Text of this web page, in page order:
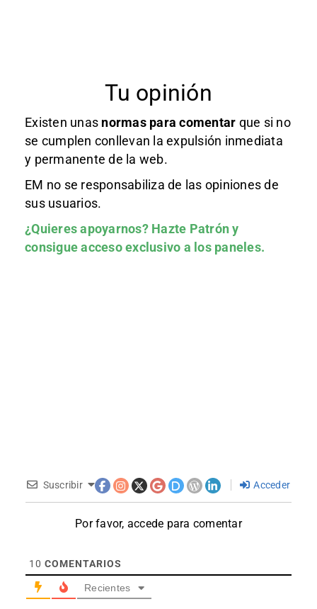
Tu opinión
Existen unas normas para comentar que si no
se cumplen conllevan la expulsión inmediata
y permanente de la web.
EM no se responsabiliza de las opiniones de
sus usuarios.
¿Quieres apoyarnos? Hazte Patróny
consigue acceso exclusivo a los paneles.
Suscribir Acceder
Por favor, accede para comentar
10 COMENTARIOS
Recientes